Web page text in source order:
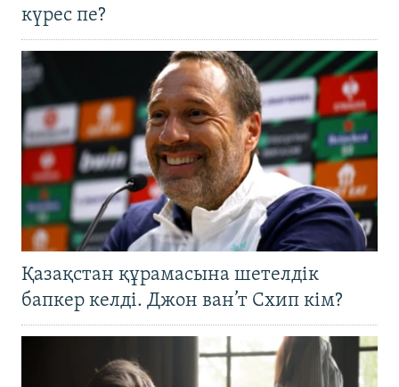
күрес пе?
Қазақстан құрамасына шетелдік
бапкер келді. Джон ван’т Схип кім?